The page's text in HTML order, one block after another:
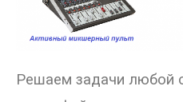
Решаем задачи любой